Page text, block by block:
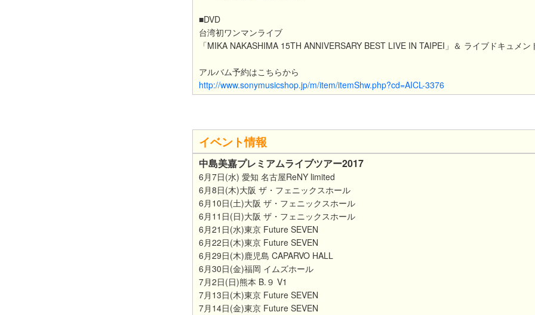
■DVD
台湾初ワンマンライブ
「MIKA NAKASHIMA 15TH ANNIVERSARY BEST LIVE IN TAIPEI」＆ ライブドキュメン
アルバム予約はこちらから
http://www.sonymusicshop.jp/m/item/itemShw.php?cd=AICL-3376
イベント情報
中島美嘉プレミアムライブツアー2017
6月7日(水) 愛知 名古屋ReNY limited
6月8日(木)大阪 ザ・フェニックスホール
6月10日(土)大阪 ザ・フェニックスホール
6月11日(日)大阪 ザ・フェニックスホール
6月21日(水)東京 Future SEVEN
6月22日(木)東京 Future SEVEN
6月29日(木)鹿児島 CAPARVO HALL
6月30日(金)福岡 イムズホール
7月2日(日)熊本 B.９ V1
7月13日(木)東京 Future SEVEN
7月14日(金)東京 Future SEVEN